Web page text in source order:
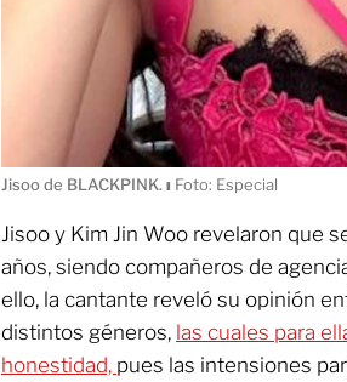
Jisoo de BLACKPINK.ı Foto: Especial
Jisoo y Kim Jin Woo revelaron que
años, siendo compañeros de
ello, la cantante reveló su opinión
distintos géneros, las cuales para
honestidad, pues las intensiones